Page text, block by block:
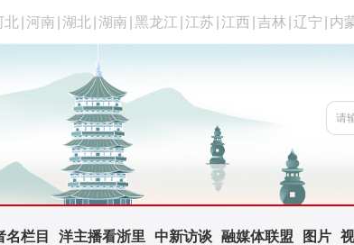
北 河南 湖北 湖南 黑龙江 江苏 江西 吉林 辽宁 内
名栏目 洋主播看浙里 中新访谈 融媒体联盟 图片